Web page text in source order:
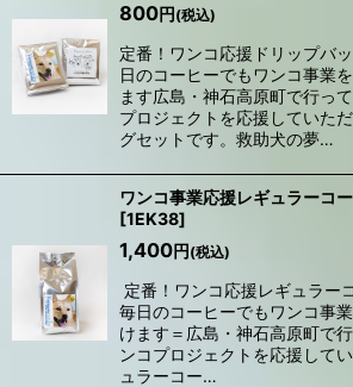
800円 (税込)
定番！ワンコ応援ドリップバ
日のコーヒーでもワンコ事業
ます広島・神石高原町で行っ
プロジェクトを応援していた
グセットです。救助犬の夢…
ワンコ事業応援レギュラーコ
[1EK38]
1,400円 (税込)
定番！ワンコ応援レギュラー
毎日のコーヒーでもワンコ事
けます＝広島・神石高原町で
ンコプロジェクトを応援して
ュラーコー…